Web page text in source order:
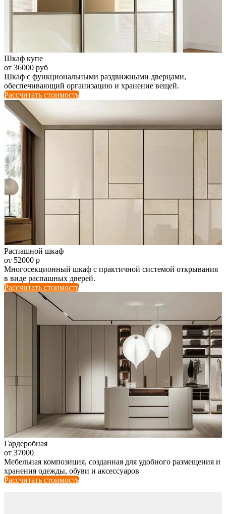
Шкаф купе
от 36000 руб
Шкаф с функциональными раздвижными дверцами,
обеспечивающий организацию и хранение вещей.
Рассчитать стоимость
Распашной шкаф
от 52000 р
Многосекционный шкаф с практичной системой открывания
в виде распашных дверей.
Рассчитать стоимость
Гардеробная
от 37000
Мебельная композиция, созданная для удобного размещения и
хранения одежды, обуви и аксессуаров
Рассчитать стоимость